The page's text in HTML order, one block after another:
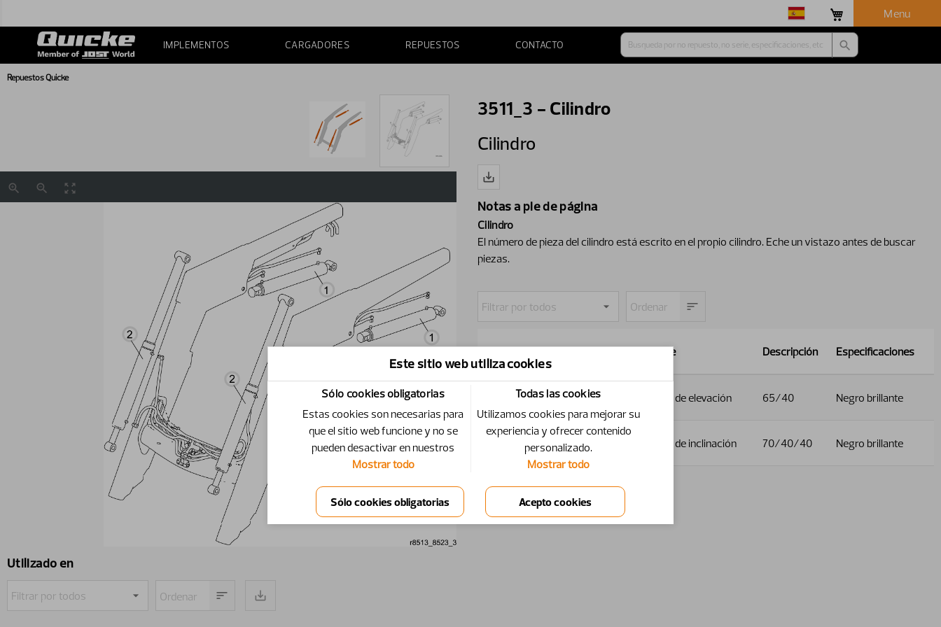
Menu
IMPLEMENTOS CARGADORES REPUESTOS CONTACTO
Repuestos Quicke
Utilizado en
3511_3 - Cilindro
Cilindro
Notas a pie de página
Cilindro
El número de pieza del cilindro está escrito en el propio cilindro. Eche un vistazo antes de buscar
piezas.
ID Número Cantidad Nombre Descripción Especificaciones
12711610-1 2 Cilindro de elevación 65/40 Negro brillante
12712610-1 2 Cilindro de inclinación 70/40/40 Negro brillante
Este sitio web utiliza cookies
Sólo cookies obligatorias
Estas cookies son necesarias para
que el sitio web funcione y no se
pueden desactivar en nuestros
Mostrar todo
Todas las cookies
Utilizamos cookies para mejorar su
experiencia y ofrecer contenido
personalizado.
Mostrar todo